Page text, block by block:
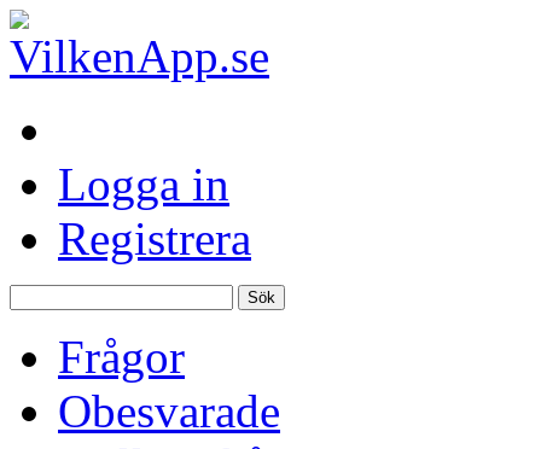
Logga in
Registrera
Frågor
Obesvarade